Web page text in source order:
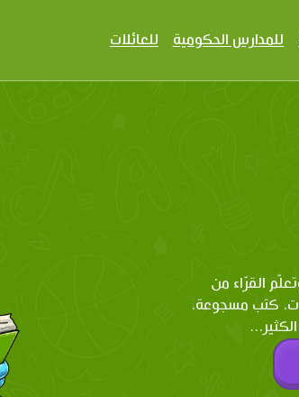
للمدارس الحكومية للعائلات
القرّاء من
كتب مسجوعة،